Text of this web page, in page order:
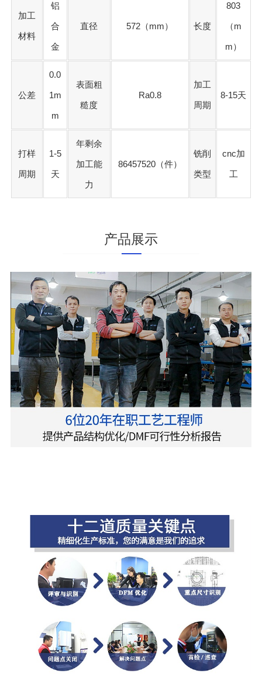
加工
材料
铝
合
金
直径 572（mm） 长度
803
（m
m）
公差
0.0
1m
m
表面粗
糙度
Ra0.8
加工
周期
8-15天
打样
周期
1-5
天
年剩余
加工能
力
86457520（件）
铣削
类型
cnc加
工
产品展示